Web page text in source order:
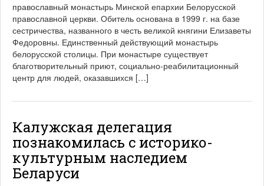
православный монастырь Минской епархии Белорусской
православной церкви. Обитель основана в 1999 г. на базе
сестричества, названного в честь великой княгини Елизаветы
Федоровны. Единственный действующий монастырь
белорусской столицы. При монастыре существует
благотворительный приют, социально-реабилитационный
центр для людей, оказавшихся […]
Калужская делегация
познакомилась с историко-
культурным наследием
Беларуси